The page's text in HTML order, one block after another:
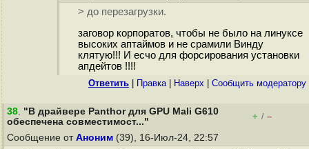
> до перезагрузки.
заговор корпоратов, чтобы не было на линуксе
высоких аптаймов и не срамили Винду
клятую!!! И есчо для форсирования установки
апдейтов !!!!
Ответить Правка| Наверх Cообщить модератору
38. "В драйвере Panthor для GPU Mali G610
обеспечена совместимост..."
+ / –
Сообщение от Аноним (39), 16-Июл-24, 22:57